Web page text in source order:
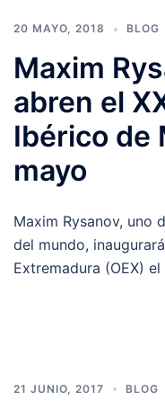
20 MAYO, 2018 BLOG
Maxim
abren el
Ibérico de
mayo
Maxim Rysanov, uno
del mundo,
Extremadura (OEX)
21 JUNIO, 2017 BLOG